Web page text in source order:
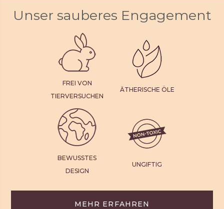
Unser sauberes Engagement
FREI VON
TIERVERSUCHEN
ÄTHERISCHE ÖLE
BEWUSSTES
DESIGN
UNGIFTIG
MEHR ERFAHREN